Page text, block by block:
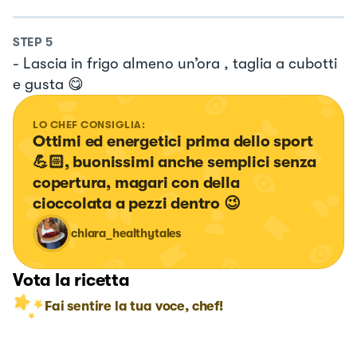
STEP 5
- Lascia in frigo almeno un’ora , taglia a cubotti
e gusta 😋
LO CHEF CONSIGLIA:
Ottimi ed energetici prima dello sport
💪🏻, buonissimi anche semplici senza
copertura, magari con della
cioccolata a pezzi dentro 😉
chiara_healthytales
Vota la ricetta
Fai sentire la tua voce, chef!